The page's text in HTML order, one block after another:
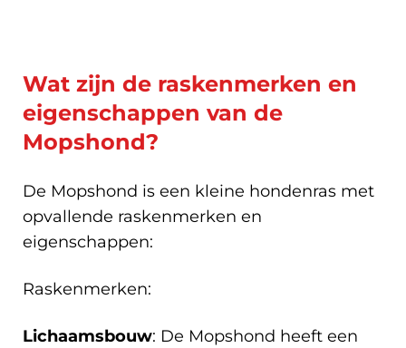
Wat zijn de raskenmerken en
eigenschappen van de
Mopshond?
De Mopshond is een kleine hondenras met
opvallende raskenmerken en
eigenschappen:
Raskenmerken:
Lichaamsbouw: De Mopshond heeft een